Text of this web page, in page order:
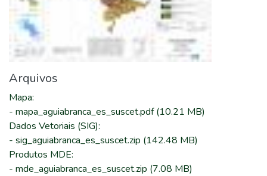
Arquivos
Mapa:
- mapa_aguiabranca_es_suscet.pdf(10.21 MB)
Dados Vetoriais (SIG):
- sig_aguiabranca_es_suscet.zip (142.48 MB)
Produtos MDE:
- mde_aguiabranca_es_suscet.zip (7.08 MB)